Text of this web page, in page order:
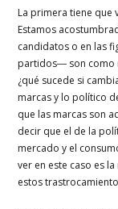
La primera tiene que
Estamos
candidatos o en las
partidos― son como
¿qué sucede si
marcas y lo político
que las marcas son
decir que el de la
mercado y el
ver en este caso es
estos